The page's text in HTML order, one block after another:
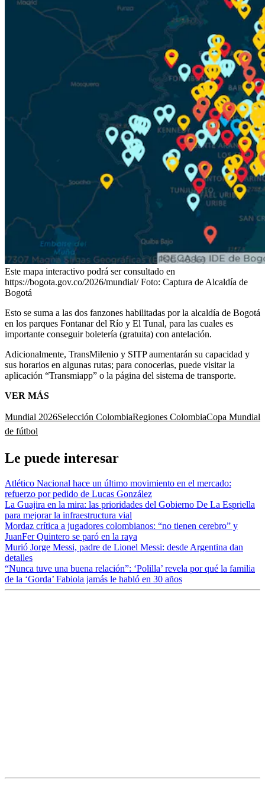
Este mapa interactivo podrá ser consultado en
https://bogota.gov.co/2026/mundial/Foto: Captura de Alcaldía de
Bogotá
Esto se suma a las dos fanzones habilitadas por la alcaldía de Bogotá
en los parques Fontanar del Río y El Tunal, para las cuales es
importante conseguir boletería (gratuita) con antelación.
Adicionalmente, TransMilenio y SITP aumentarán su capacidad y
sus horarios en algunas rutas; para conocerlas, puede visitar la
aplicación “Transmiapp” o la página del sistema de transporte.
VER MÁS
Mundial 2026Selección ColombiaRegiones ColombiaCopa Mundial
de fútbol
Le puede interesar
Atlético Nacional hace un último movimiento en el mercado:
refuerzo por pedido de Lucas González
La Guajira en la mira: las prioridades del Gobierno De La Espriella
para mejorar la infraestructura vial
Mordaz crítica a jugadores colombianos: “no tienen cerebro” y
JuanFer Quintero se paró en la raya
Murió Jorge Messi, padre de Lionel Messi: desde Argentina dan
detalles
“Nunca tuve una buena relación”: ‘Polilla’ revela por qué la familia
de la ‘Gorda’ Fabiola jamás le habló en 30 años